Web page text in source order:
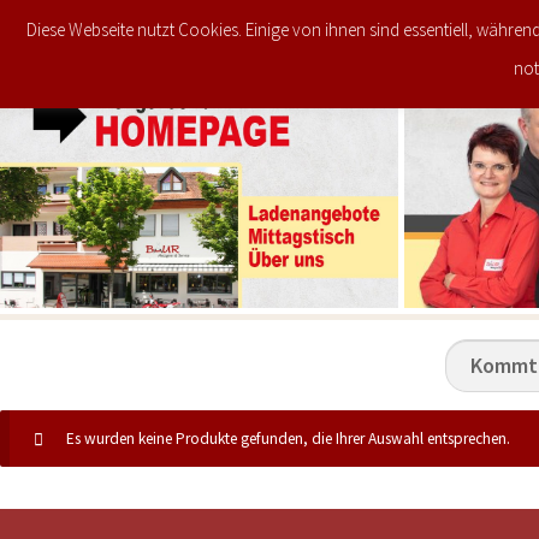
JETZT IM ANGEBOT STARTSEITE
Es wurden keine Produkte gefunden, die Ihrer Auswahl entsprechen.
Diese Webseite nutzt Cookies. Einige von ihnen sind essentiell,